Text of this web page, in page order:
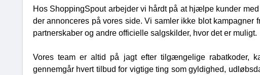
Hos ShoppingSpout arbejder vi hårdt på at hjælpe kunder
der annonceres på vores side. Vi samler ikke blot
partnerskaber og andre officielle salgskilder, hvor det er muligt.
Vores team er altid på jagt efter tilgængelige rabatkoder,
gennemgår hvert tilbud for vigtige ting som gyldighed,